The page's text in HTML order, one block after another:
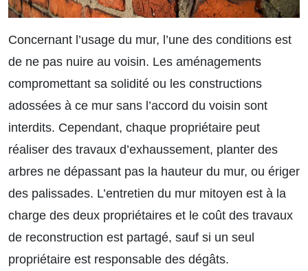
Concernant l’usage du mur, l’une des conditions est
de ne pas nuire au voisin. Les aménagements
compromettant sa solidité ou les constructions
adossées à ce mur sans l’accord du voisin sont
interdits. Cependant, chaque propriétaire peut
réaliser des travaux d’exhaussement, planter des
arbres ne dépassant pas la hauteur du mur, ou ériger
des palissades. L’entretien du mur mitoyen est à la
charge des deux propriétaires et le coût des travaux
de reconstruction est partagé, sauf si un seul
propriétaire est responsable des dégâts.